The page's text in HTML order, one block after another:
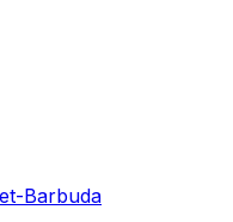
Barbuda